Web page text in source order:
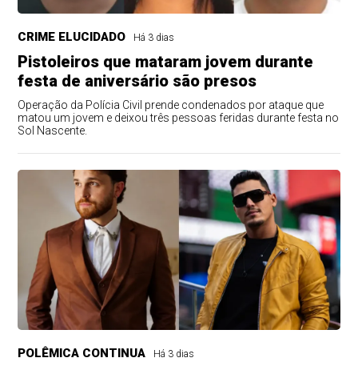
CRIME ELUCIDADO Há 3 dias
Pistoleiros que mataram jovem durante
festa de aniversário são presos
Operação da Polícia Civil prende condenados por ataque que
matou um jovem e deixou três pessoas feridas durante festa no
Sol Nascente.
POLÊMICA CONTINUA Há 3 dias